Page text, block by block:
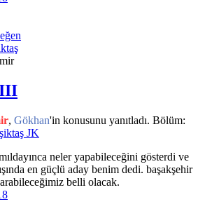
III
, Gökhan'in konusunu yanıtladı. Bölüm:
JK
neler yapabileceğini gösterdi ve
en güçlü aday benim dedi. başakşehir
belli olacak.